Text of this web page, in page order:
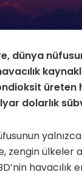
dünya
üreten
dolarlık
zengin ülkeler